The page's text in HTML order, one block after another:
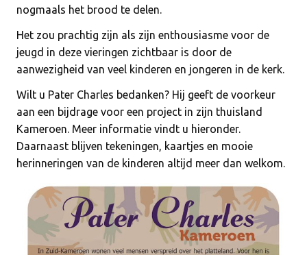
nogmaals het brood te delen.
Het zou prachtig zijn als zijn enthousiasme voor de
jeugd in deze vieringen zichtbaar is door de
aanwezigheid van veel kinderen en jongeren in de kerk.
Wilt u Pater Charles bedanken? Hij geeft de voorkeur
aan een bijdrage voor een project in zijn thuisland
Kameroen. Meer informatie vindt u hieronder.
Daarnaast blijven tekeningen, kaartjes en mooie
herinneringen van de kinderen altijd meer dan welkom.